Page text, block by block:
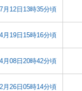
月12日13時35分頃
月19日15時16分頃
月08日20時42分頃
月26日05時14分頃